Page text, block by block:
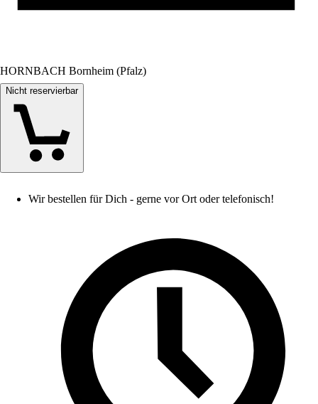
HORNBACH Bornheim (Pfalz)
Nicht reservierbar
Wir bestellen für Dich - gerne vor Ort oder telefonisch!